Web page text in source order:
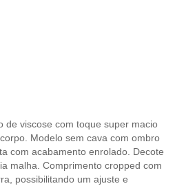
de viscose com toque super macio
Modelo sem cava com ombro
com acabamento enrolado. Decote
malha. Comprimento cropped com
possibilitando um ajuste e